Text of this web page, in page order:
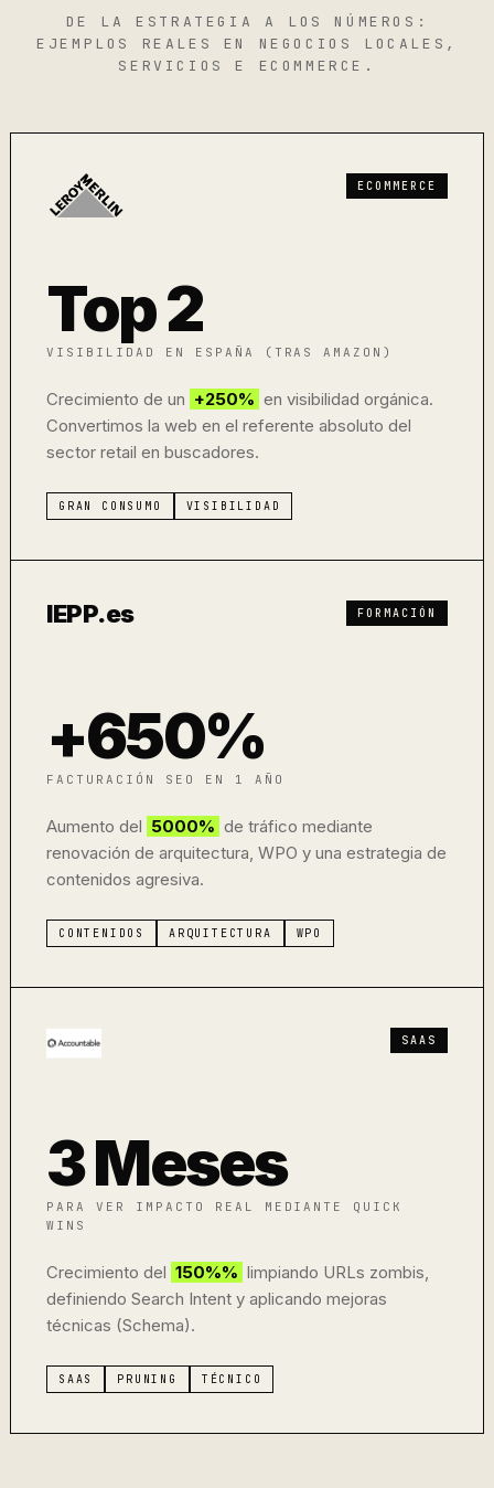
DE LA ESTRATEGIA A LOS NÚMEROS:
EJEMPLOS REALES EN NEGOCIOS LOCALES,
SERVICIOS E ECOMMERCE.
ECOMMERCE
Top 2
VISIBILIDAD EN ESPAÑA (TRAS AMAZON)
Crecimiento de un +250% en visibilidad orgánica.
Convertimos la web en el referente absoluto del
sector retail en buscadores.
GRAN CONSUMO VISIBILIDAD
IEPP.es FORMACIÓN
+650%
FACTURACIÓN SEO EN 1 AÑO
Aumento del 5000% de tráfico mediante
renovación de arquitectura, WPO y una estrategia de
contenidos agresiva.
CONTENIDOS ARQUITECTURA WPO
SAAS
3 Meses
PARA VER IMPACTO REAL MEDIANTE QUICK
WINS
Crecimiento del 150%% limpiando URLs zombis,
definiendo Search Intent y aplicando mejoras
técnicas (Schema).
SAAS PRUNING TÉCNICO